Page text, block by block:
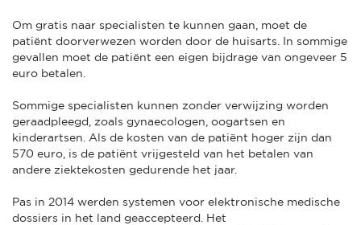
Om gratis naar specialisten te kunnen gaan, moet de
patiënt doorverwezen worden door de huisarts. In sommige
gevallen moet de patiënt een eigen bijdrage van ongeveer 5
euro betalen.
Sommige specialisten kunnen zonder verwijzing worden
geraadpleegd, zoals gynaecologen, oogartsen en
kinderartsen. Als de kosten van de patiënt hoger zijn dan
570 euro, is de patiënt vrijgesteld van het betalen van
andere ziektekosten gedurende het jaar.
Pas in 2014 werden systemen voor elektronische medische
dossiers in het land geaccepteerd. Het